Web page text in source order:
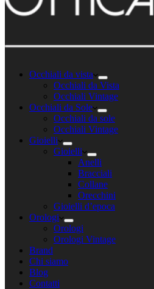
Occhiali da vista
Occhiali da Vista
Occhiali Vintage
Occhiali da Sole
Occhiali da sole
Occhiali Vintage
Gioielli
Gioielli
Anelli
Bracciali
Collane
Orecchini
Gioielli d’epoca
Orologi
Orologi
Orologi Vintage
Brand
Chi siamo
Blog
Contatti